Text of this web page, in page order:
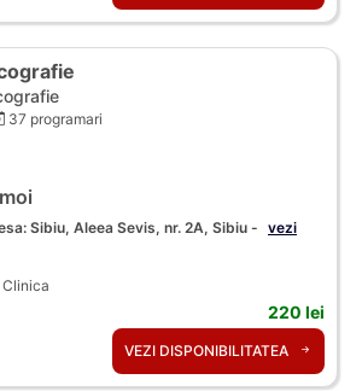
37 programari
Sibiu, Aleea Sevis, nr. 2A, Sibiu - vezi
Clinica
220 lei
VEZI DISPONIBILITATEA